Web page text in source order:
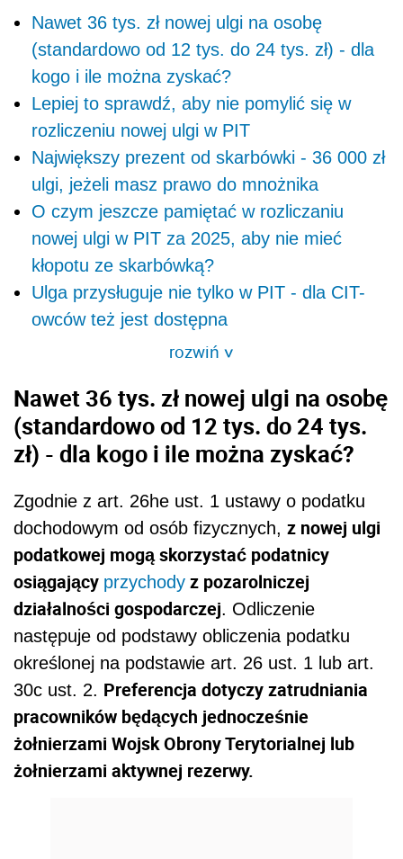
Nawet 36 tys. zł nowej ulgi na osobę
(standardowo od 12 tys. do 24 tys. zł) - dla
kogo i ile można zyskać?
Lepiej to sprawdź, aby nie pomylić się w
rozliczeniu nowej ulgi w PIT
Największy prezent od skarbówki - 36 000 zł
ulgi, jeżeli masz prawo do mnożnika
O czym jeszcze pamiętać w rozliczaniu
nowej ulgi w PIT za 2025, aby nie mieć
kłopotu ze skarbówką?
Ulga przysługuje nie tylko w PIT - dla CIT-
owców też jest dostępna
rozwiń>
Nawet 36 tys. zł nowej ulgi na osobę
(standardowo od 12 tys. do 24 tys.
zł) - dla kogo i ile można zyskać?
Zgodnie z art. 26he ust. 1 ustawy o podatku
dochodowym od osób fizycznych, z nowej ulgi
podatkowej mogą skorzystać podatnicy
osiągający przychody z pozarolniczej
działalności gospodarczej. Odliczenie
następuje od podstawy obliczenia podatku
określonej na podstawie art. 26 ust. 1 lub art.
30c ust. 2. Preferencja dotyczy zatrudniania
pracowników będących jednocześnie
żołnierzami Wojsk Obrony Terytorialnej lub
żołnierzami aktywnej rezerwy.